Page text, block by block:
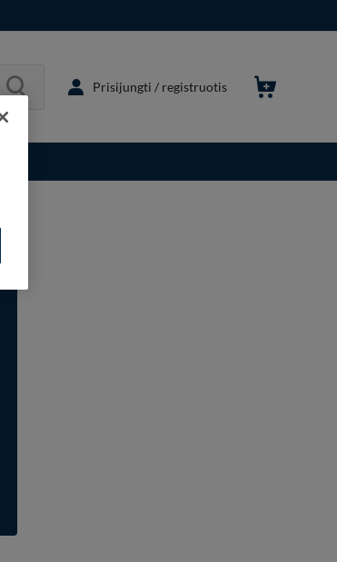
Prisijungti / registruotis